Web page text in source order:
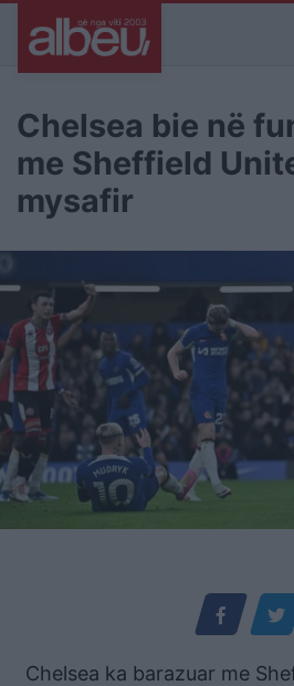
Chelsea bie në
me Sheffield
mysafir
Chelsea ka barazuar me